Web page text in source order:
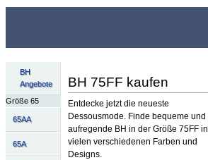
BH
Angebote
Größe 65
65AA
65A
BH 75FF kaufen
Entdecke jetzt die neueste
Dessousmode. Finde bequeme und
aufregende BH in der Größe 75FF in
vielen verschiedenen Farben und
Designs.